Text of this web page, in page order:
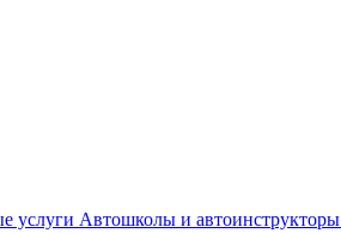
услуги Автошколы и автоинструкторы